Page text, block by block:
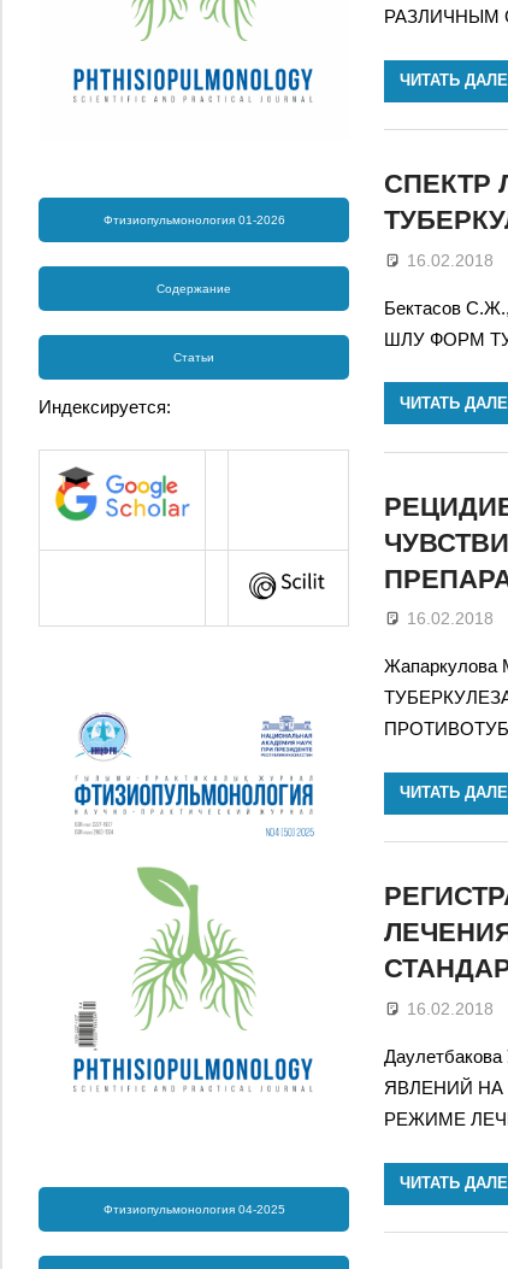
РАЗЛИЧНЫМ
ЧИТАТЬ
СПЕКТР
16.02.2018
Бектасов
ШЛУ ФОРМ
ЧИТАТЬ
16.02.2018
Жапаркулова
ЧИТАТЬ
16.02.2018
ЯВЛЕНИЙ
РЕЖИМЕ
ЧИТАТЬ
Фтизиопульмонология 01-2026
Содержание
Статьи
Индексируется:
Фтизиопульмонология 04-2025